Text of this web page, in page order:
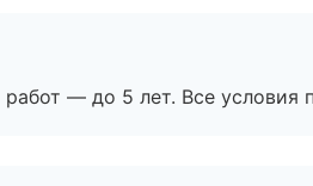
— до 5 лет. Все условия